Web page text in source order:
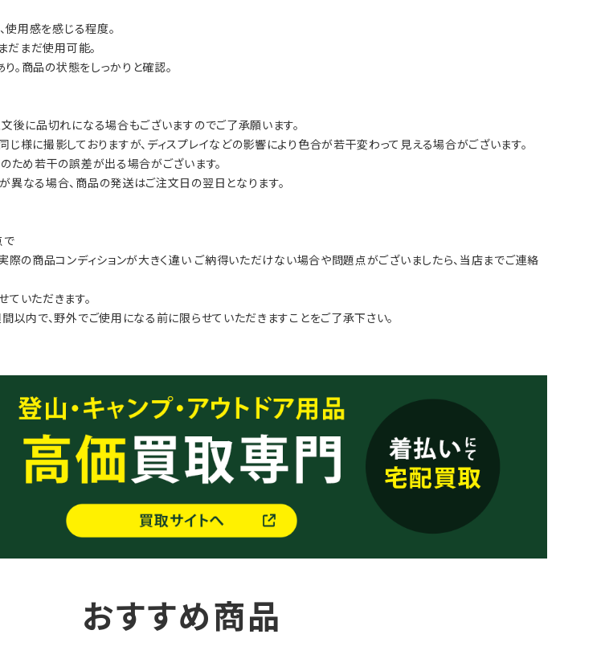
使用感を感じる程度。
だまだ使用可能。
り。商品の状態をしっかりと確認。
後に品切れになる場合もございますのでご了承願います。
様に撮影しておりますが、ディスプレイなどの影響により色合が若干変わって見える場合がございます。
ため若干の誤差が出る場合がございます。
なる場合、商品の発送はご注文日の翌日となります。
で
際の商品コンディションが大きく違い ご納得いただけない場合や問題点がございましたら、当店までご連絡
いただきます。
以内で、野外でご使用になる前に限らせていただきますことをご了承下さい。
おすすめ商品